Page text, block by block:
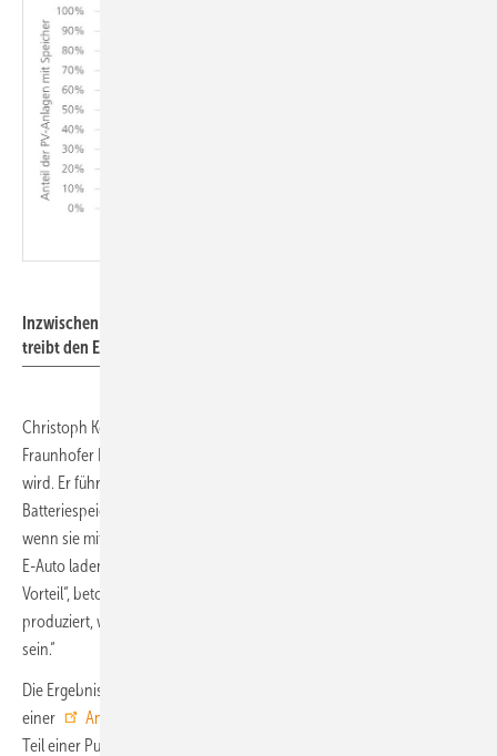
Inzwischen werden fast alle Solaranlagen mit Speicher gebaut. Das
treibt den Eigenverbrauch an.
Christoph Kost, Abteilungsleiter für Energiesystemanalyse am
Fraunhofer ISE, erwartet, dass der Eigenverbrauch weiterhin steigen
wird. Er führt dies auf die hohen Strompreise und den Erfolg von
Batteriespeichern zurück. „Es lohnt sich für Haushalte, insbesondere
wenn sie mit dem Strom auch eine Wärmepumpe betreiben oder ihr
E-Auto laden, ist aber auch für die Stabilität des Stromnetzes von
Vorteil“, betont Christoph Kost. „Der Strom wird dann direkt dort
produziert, wo er verbraucht wird, ohne je im Stromnetz gewesen zu
sein.“
Die Ergebnisse sowie viele weitere Daten zur Photovoltaik wurden in
einer
Analyse für das Umweltbundesamt
Teil einer Publikationsreihe, die Auswertungen für acht Technologien